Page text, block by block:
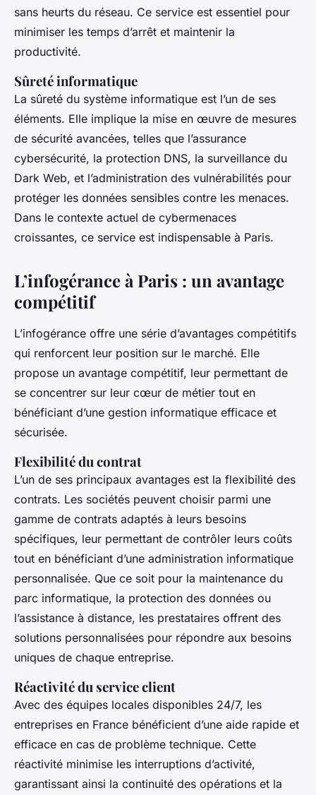
sans heurts du réseau. Ce service est essentiel pour
minimiser les temps d’arrêt et maintenir la
productivité.
Sûreté informatique
La sûreté du système informatique est l’un de ses
éléments. Elle implique la mise en œuvre de mesures
de sécurité avancées, telles que l’assurance
cybersécurité, la protection DNS, la surveillance du
Dark Web, et l’administration des vulnérabilités pour
protéger les données sensibles contre les menaces.
Dans le contexte actuel de cybermenaces
croissantes, ce service est indispensable à Paris.
L’infogérance à Paris : un avantage
compétitif
L’infogérance offre une série d’avantages compétitifs
qui renforcent leur position sur le marché. Elle
propose un avantage compétitif, leur permettant de
se concentrer sur leur cœur de métier tout en
bénéficiant d’une gestion informatique efficace et
sécurisée.
Flexibilité du contrat
L’un de ses principaux avantages est la flexibilité des
contrats. Les sociétés peuvent choisir parmi une
gamme de contrats adaptés à leurs besoins
spécifiques, leur permettant de contrôler leurs coûts
tout en bénéficiant d’une administration informatique
personnalisée. Que ce soit pour la maintenance du
parc informatique, la protection des données ou
l’assistance à distance, les prestataires offrent des
solutions personnalisées pour répondre aux besoins
uniques de chaque entreprise.
Réactivité du service client
Avec des équipes locales disponibles 24/7, les
entreprises en France bénéficient d’une aide rapide et
efficace en cas de problème technique. Cette
réactivité minimise les interruptions d’activité,
garantissant ainsi la continuité des opérations et la